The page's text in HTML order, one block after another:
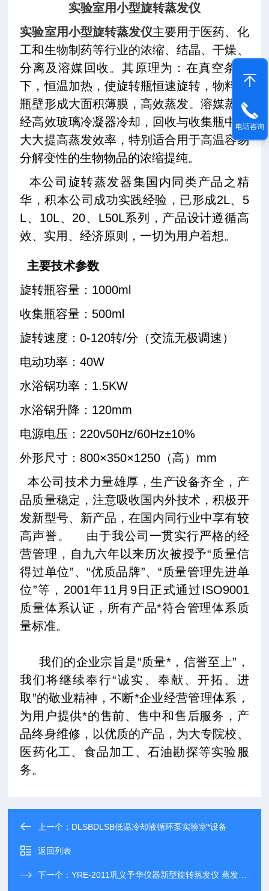
实验室用小型旋转蒸发仪
实验室用小型旋转蒸发仪主要用于医药、化
工和生物制药等行业的浓缩、结晶、干燥、
分离及溶媒回收。其原理为：在真空条件
下，恒温加热，使旋转瓶恒速旋转，物料在
瓶壁形成大面积薄膜，高效蒸发。溶媒蒸发
经高效玻璃冷凝器冷却，回收与收集瓶中，
大大提高蒸发效率，特别适合用于高温容易
分解变性的生物物品的浓缩提纯。
本公司旋转蒸发器集国内同类产品之精
华，积本公司成功实践经验，已形成2L、5
L、10L、20、L50L系列，产品设计遵循高
效、实用、经济原则，一切为用户着想。
主要技术参数
旋转瓶容量：1000ml
收集瓶容量：500ml
旋转速度：0-120转/分（交流无极调速）
电动功率：40W
水浴锅功率：1.5KW
水浴锅升降：120mm
电源电压：220v50Hz/60Hz±10%
外形尺寸：800×350×1250（高）mm
本公司技术力量雄厚，生产设备齐全，产
品质量稳定，注意吸收国内外技术，积极开
发新型号、新产品，在国内同行业中享有较
高声誉。
由于我公司一贯实行严格的经
营管理，自九六年以来历次被授予“质量信
得过单位”、“优质品牌”、“质量管理先进单
位”等，2001年11月9日正式通过ISO9001
质量体系认证，所有产品*符合管理体系质
量标准。
我们的企业宗旨是“质量*，信誉至上”，
我们将继续奉行“诚实、奉献、开拓、进
取”的敬业精神，不断*企业经营管理体系，
为用户提供*的售前、售中和售后服务，产
品终身维修，以优质的产品，为大专院校、
医药化工、食品加工、石油勘探等实验服
务。
上一个： DLSBDLSB低温冷却液循环泵实验室*设备
返回列表
下一个：YRE-2011巩义予华仪器新型旋转蒸发仪 蒸发设备
电话咨询